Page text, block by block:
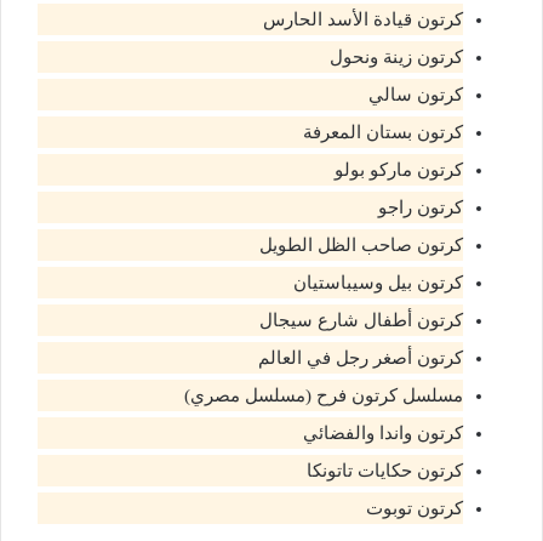
كرتون قيادة الأسد الحارس
كرتون زينة ونحول
كرتون سالي
كرتون بستان المعرفة
كرتون ماركو بولو
كرتون راجو
كرتون صاحب الظل الطويل
كرتون بيل وسيباستيان
كرتون أطفال شارع سيجال
كرتون أصغر رجل في العالم
مسلسل كرتون فرح (مسلسل مصري)
كرتون واندا والفضائي
كرتون حكايات تاتونكا
كرتون توبوت